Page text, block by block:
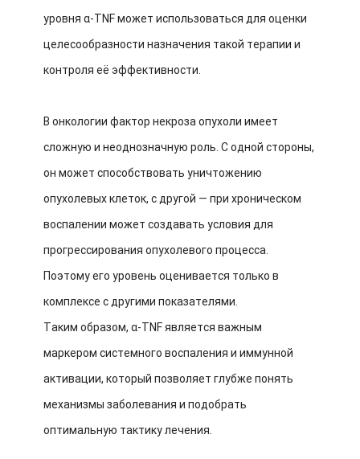
уровня α-TNF может использоваться для оценки
целесообразности назначения такой терапии и
контроля её эффективности.
В онкологии фактор некроза опухоли имеет
сложную и неоднозначную роль. С одной стороны,
он может способствовать уничтожению
опухолевых клеток, с другой — при хроническом
воспалении может создавать условия для
прогрессирования опухолевого процесса.
Поэтому его уровень оценивается только в
комплексе с другими показателями.
Таким образом, α-TNF является важным
маркером системного воспаления и иммунной
активации, который позволяет глубже понять
механизмы заболевания и подобрать
оптимальную тактику лечения.